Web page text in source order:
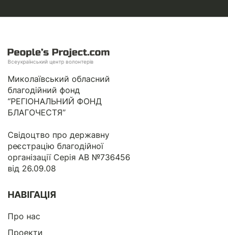
Всеукраїнський центр волонтерів
Миколаївський обласний
благодійний фонд
“РЕГІОНАЛЬНИЙ ФОНД
БЛАГОЧЕСТЯ”
Свідоцтво про державну
реєстрацію благодійної
організації Серія АВ №736456
від 26.09.08
НАВІГАЦІЯ
Про нас
Проекти